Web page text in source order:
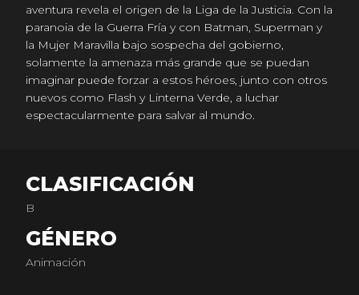
aventura revela el origen de la Liga de la Justicia. Con la
paranoia de la Guerra Fría y con Batman, Superman y
la Mujer Maravilla bajo sospecha del gobierno,
solamente la amenaza más grande que se puedan
imaginar puede forzar a estos héroes, junto con otros
nuevos como Flash y Linterna Verde, a luchar
espectacularmente para salvar al mundo.
CLASIFICACIÓN
B
GÉNERO
Animación